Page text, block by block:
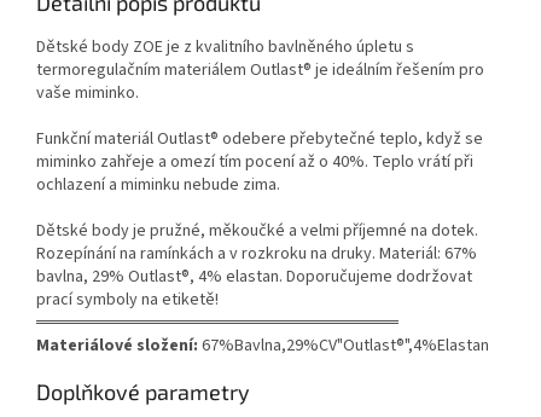
Dětské body ZOE je z kvalitního bavlněného úpletu s
termoregulačním materiálem Outlast® je ideálním řešením pro
vaše miminko.
Funkční materiál Outlast® odebere přebytečné teplo, když se
miminko zahřeje a omezí tím pocení až o 40%. Teplo vrátí při
ochlazení a miminku nebude zima.
Dětské body je pružné, měkoučké a velmi příjemné na dotek.
Rozepínání na ramínkách a v rozkroku na druky. Materiál: 67%
bavlna, 29% Outlast®, 4% elastan. Doporučujeme dodržovat
prací symboly na etiketě!
══════════════════════════════
Materiálové složení: 67%Bavlna,29%CV"Outlast®",4%Elastan
Doplňkové parametry